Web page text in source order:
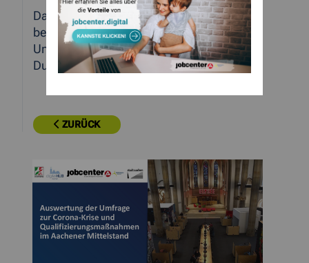
Das Jobcenter StädteRegion Aachen
bedankt sich beim Digital Hub für die
Unterstützung und technische
Durchführung der Umfrage.
ZURÜCK